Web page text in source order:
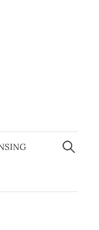
Suche
nach: